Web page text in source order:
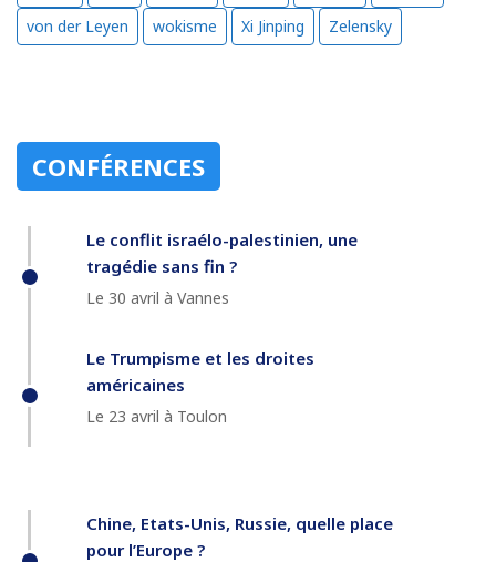
von der Leyen
wokisme Xi Jinping Zelensky
CONFÉRENCES
Le conflit israélo-palestinien, une
tragédie sans fin ?
Le 30 avril à Vannes
Le Trumpisme et les droites
américaines
Le 23 avril à Toulon
Chine, Etats-Unis, Russie, quelle place
pour l’Europe ?